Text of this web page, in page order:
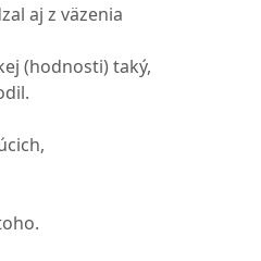
aj z väzenia
(hodnosti) taký,